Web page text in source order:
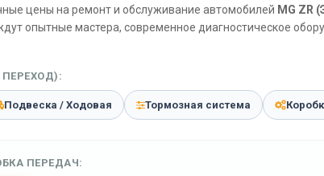
цены на ремонт и обслуживание автомобилей MG ZR
опытные мастера, современное диагностическое
Подвеска / Ходовая Тормозная система
ПЕРЕДАЧ: